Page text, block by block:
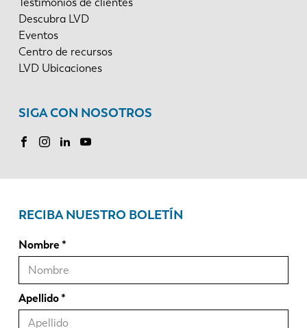
Descubra LVD
Eventos
Centro de recursos
LVD Ubicaciones
SIGA CON NOSOTROS
RECIBA NUESTRO BOLETÍN
Nombre
Apellido